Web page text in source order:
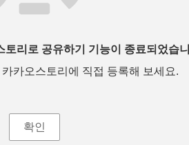
리로 공유하기 기능이 종료되었습
카오스토리에 직접 등록해 보세요.
확인